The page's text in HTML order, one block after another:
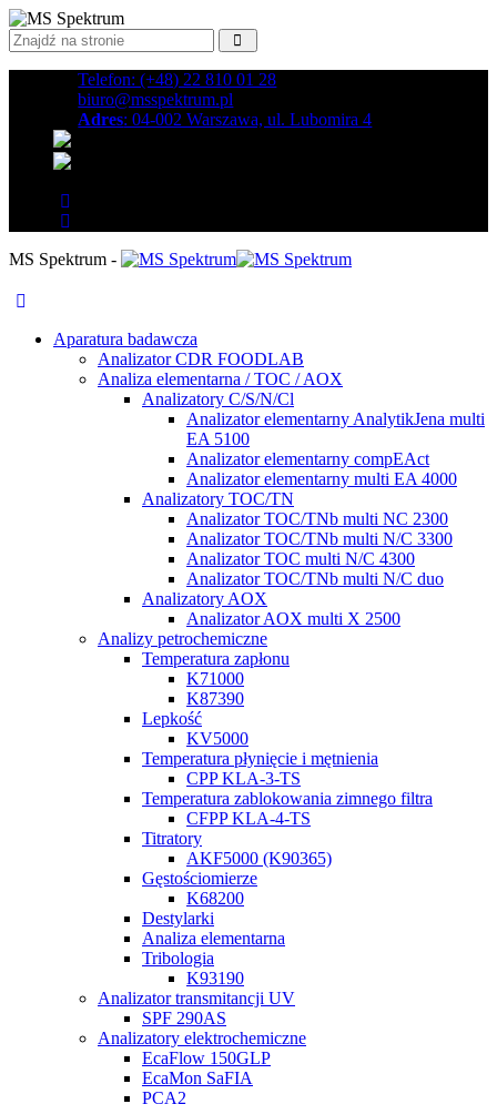
Telefon: (+48) 22 810 01 28
biuro@msspektrum.pl
Adres: 04-002 Warszawa, ul. Lubomira 4
MS Spektrum -
Aparatura badawcza
Analizator CDR FOODLAB
Analiza elementarna / TOC / AOX
Analizatory C/S/N/Cl
Analizator elementarny AnalytikJena multi
EA 5100
Analizator elementarny compEAct
Analizator elementarny multi EA 4000
Analizatory TOC/TN
Analizator TOC/TNb multi NC 2300
Analizator TOC/TNb multi N/C 3300
Analizator TOC multi N/C 4300
Analizator TOC/TNb multi N/C duo
Analizatory AOX
Analizator AOX multi X 2500
Analizy petrochemiczne
Temperatura zapłonu
K71000
K87390
Lepkość
KV5000
Temperatura płynięcie i mętnienia
CPP KLA-3-TS
Temperatura zablokowania zimnego filtra
CFPP KLA-4-TS
Titratory
AKF5000 (K90365)
Gęstościomierze
K68200
Destylarki
Analiza elementarna
Tribologia
K93190
Analizator transmitancji UV
SPF 290AS
Analizatory elektrochemiczne
EcaFlow 150GLP
EcaMon SaFIA
PCA2